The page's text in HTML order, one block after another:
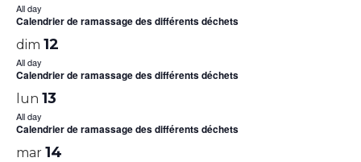
All day
Calendrier de ramassage des différents déchets
dim 12
All day
Calendrier de ramassage des différents déchets
lun 13
All day
Calendrier de ramassage des différents déchets
mar 14